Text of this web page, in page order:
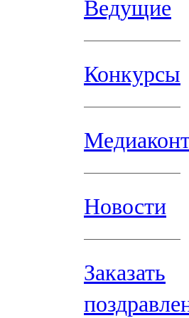
Ведущие
Конкурсы
Новости
Заказать